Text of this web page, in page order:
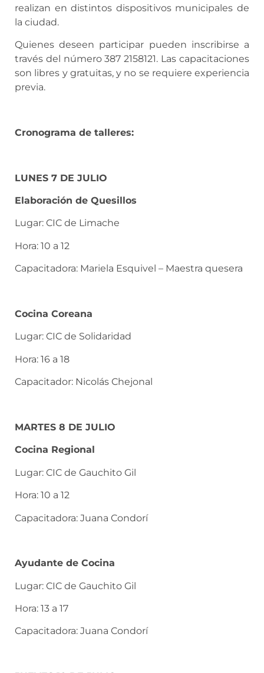
realizan en distintos dispositivos municipales de
la ciudad.
Quienes deseen participar pueden inscribirse a
través del número 387 2158121. Las capacitaciones
son libres y gratuitas, y no se requiere experiencia
previa.
Cronograma de talleres:
LUNES 7 DE JULIO
Elaboración de Quesillos
Lugar: CIC de Limache
Hora: 10 a 12
Capacitadora: Mariela Esquivel – Maestra quesera
Cocina Coreana
Lugar: CIC de Solidaridad
Hora: 16 a 18
Capacitador: Nicolás Chejonal
MARTES 8 DE JULIO
Cocina Regional
Lugar: CIC de Gauchito Gil
Hora: 10 a 12
Capacitadora: Juana Condorí
Ayudante de Cocina
Lugar: CIC de Gauchito Gil
Hora: 13 a 17
Capacitadora: Juana Condorí